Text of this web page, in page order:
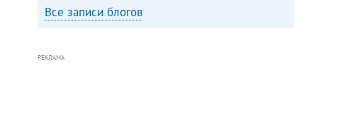
Все записи блогов
РЕКЛАМА